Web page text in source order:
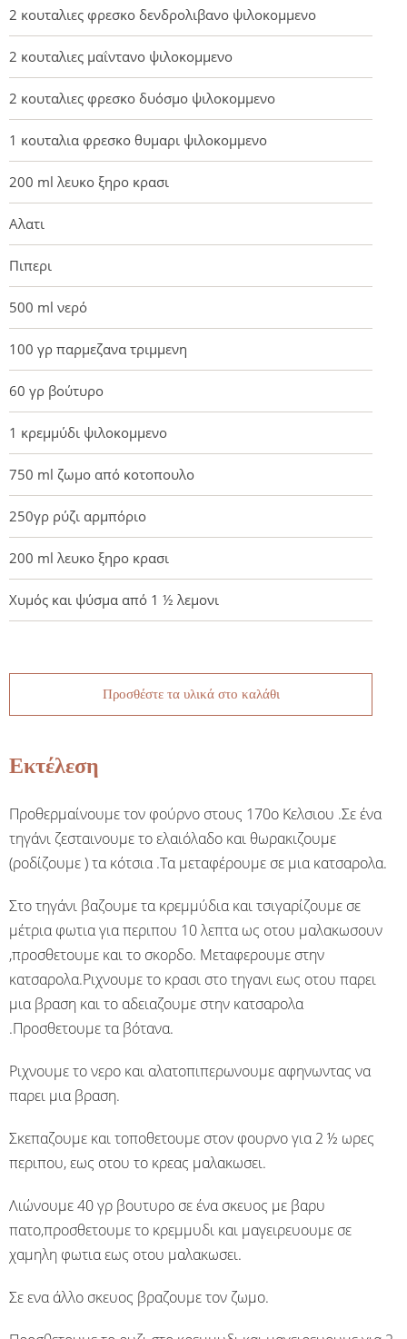
2 κουταλιες φρεσκο δενδρολιβανο ψιλοκομμενο
2 κουταλιες μαΐντανο ψιλοκομμενο
2 κουταλιες φρεσκο δυόσμο ψιλοκομμενο
1 κουταλια φρεσκο θυμαρι ψιλοκομμενο
200 ml λευκο ξηρο κρασι
Αλατι
Πιπερι
500 ml νερό
100 γρ παρμεζανα τριμμενη
60 γρ βούτυρο
1 κρεμμύδι ψιλοκομμενο
750 ml ζωμο από κοτοπουλο
250γρ ρύζι αρμπόριο
200 ml λευκο ξηρο κρασι
Χυμός και ψύσμα από 1 ½ λεμονι
Προσθέστε τα υλικά στο καλάθι
Εκτέλεση
Προθερμαίνουμε τον φούρνο στους 170ο Κελσιου .Σε ένα
τηγάνι ζεσταινουμε το ελαιόλαδο και θωρακιζουμε
(ροδίζουμε ) τα κότσια .Τα μεταφέρουμε σε μια κατσαρολα.
Στο τηγάνι βαζουμε τα κρεμμύδια και τσιγαρίζουμε σε
μέτρια φωτια για περιπου 10 λεπτα ως οτου μαλακωσουν
,προσθετουμε και το σκορδο. Μεταφερουμε στην
κατσαρολα.Ριχνουμε το κρασι στο τηγανι εως οτου παρει
μια βραση και το αδειαζουμε στην κατσαρολα
.Προσθετουμε τα βότανα.
Ριχνουμε το νερο και αλατοπιπερωνουμε αφηνωντας να
παρει μια βραση.
Σκεπαζουμε και τοποθετουμε στον φουρνο για 2 ½ ωρες
περιπου, εως οτου το κρεας μαλακωσει.
Λιώνουμε 40 γρ βουτυρο σε ένα σκευος με βαρυ
πατο,προσθετουμε το κρεμμυδι και μαγειρευουμε σε
χαμηλη φωτια εως οτου μαλακωσει.
Σε ενα άλλο σκευος βραζουμε τον ζωμο.